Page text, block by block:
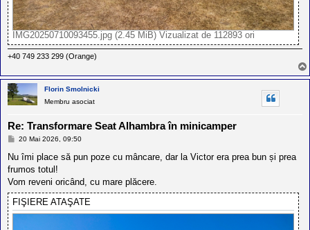
IMG20250710093455.jpg (2.45 MiB) Vizualizat de 112893 ori
+40 749 233 299 (Orange)
Florin Smolnicki
Membru asociat
Re: Transformare Seat Alhambra în minicamper
M
s
j
20 Mai 2026, 09:50
Nu îmi place să pun poze cu mâncare, dar la Victor era prea bun și prea
frumos totul!
Vom reveni oricând, cu mare plăcere.
FIŞIERE ATAŞATE